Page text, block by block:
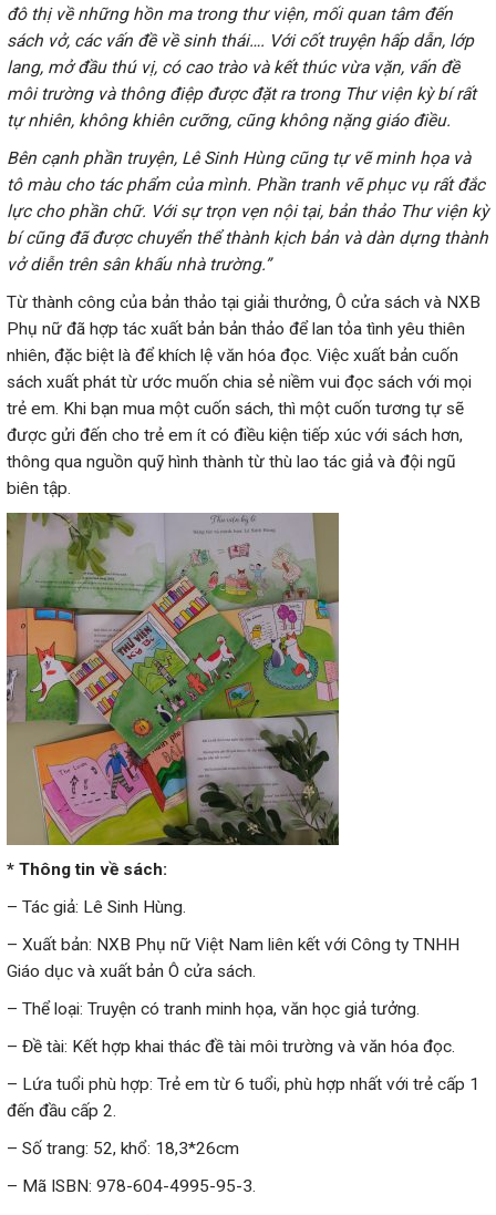
đô thị về những hồn ma trong thư viện, mối quan tâm đến
sách vở, các vấn đề về sinh thái…. Với cốt truyện hấp dẫn, lớp
lang, mở đầu thú vị, có cao trào và kết thúc vừa vặn, vấn đề
môi trường và thông điệp được đặt ra trong Thư viện kỳ bí rất
tự nhiên, không khiên cưỡng, cũng không nặng giáo điều.
Bên cạnh phần truyện, Lê Sinh Hùng cũng tự vẽ minh họa và
tô màu cho tác phẩm của mình. Phần tranh vẽ phục vụ rất đắc
lực cho phần chữ. Với sự trọn vẹn nội tại, bản thảo Thư viện kỳ
bí cũng đã được chuyển thểthành kịch bản và dàn dựng thành
vở diễn trên sân khấu nhà trường.”
Từ thành công của bản thảo tại giải thưởng, Ô cửa sách và NXB
Phụ nữ đã hợp tác xuất bản bản thảo để lan tỏa tình yêu thiên
nhiên, đặc biệt là để khích lệ văn hóa đọc. Việc xuất bản cuốn
sách xuất phát từ ước muốn chia sẻ niềm vui đọc sách với mọi
trẻ em. Khi bạn mua một cuốn sách, thì một cuốn tương tự sẽ
được gửi đến cho trẻ em ít có điều kiện tiếp xúc với sách hơn,
thông qua nguồn quỹ hình thành từ thù lao tác giả và đội ngũ
biên tập.
* Thông tin về sách:
– Tác giả: Lê Sinh Hùng.
– Xuất bản: NXB Phụ nữ Việt Nam liên kết với Công ty TNHH
Giáo dục và xuất bản Ô cửa sách.
– Thể loại: Truyện có tranh minh họa, văn học giả tưởng.
– Đề tài: Kết hợp khai thác đề tài môi trường và văn hóa đọc.
– Lứa tuổi phù hợp: Trẻ em từ 6 tuổi, phù hợp nhất với trẻ cấp 1
đến đầu cấp 2.
– Số trang: 52, khổ: 18,3*26cm
– Mã ISBN: 978-604-4995-95-3.